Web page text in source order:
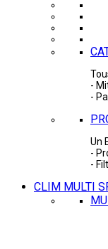
-
-
Un
-
-
CLIM MULTI